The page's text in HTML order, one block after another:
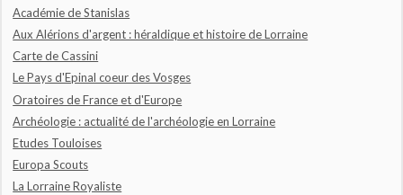
Académie de Stanislas
Aux Alérions d'argent : héraldique et histoire de Lorraine
Carte de Cassini
Le Pays d'Epinal coeur des Vosges
Oratoires de France et d'Europe
Archéologie : actualité de l'archéologie en Lorraine
Etudes Touloises
Europa Scouts
La Lorraine Royaliste